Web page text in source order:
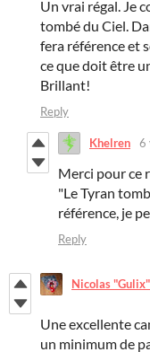
Un vrai régal. Je
tombé du Ciel.
fera référence et
ce que doit être
Brillant!
Reply
Khelren 6
Merci pour ce
"Le Tyran
référence, je
Reply
Nicolas
Une excellente
un minimum de